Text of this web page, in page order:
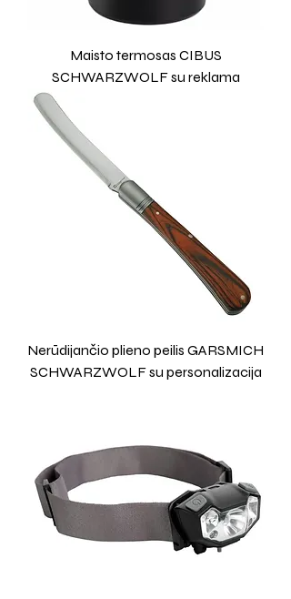
Maisto termosas CIBUS
SCHWARZWOLF su reklama
Nerūdijančio plieno peilis GARSMICH
SCHWARZWOLF su personalizacija